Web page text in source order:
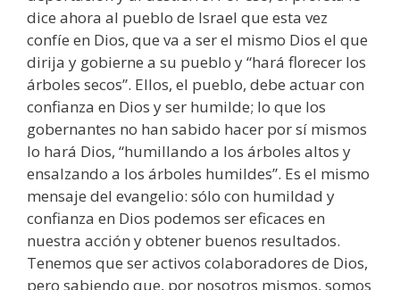
dice ahora al pueblo de Israel que esta vez
confíe en Dios, que va a ser el mismo Dios el que
dirija y gobierne a su pueblo y “hará florecer los
árboles secos”. Ellos, el pueblo, debe actuar con
confianza en Dios y ser humilde; lo que los
gobernantes no han sabido hacer por sí mismos
lo hará Dios, “humillando a los árboles altos y
ensalzando a los árboles humildes”. Es el mismo
mensaje del evangelio: sólo con humildad y
confianza en Dios podemos ser eficaces en
nuestra acción y obtener buenos resultados.
Tenemos que ser activos colaboradores de Dios,
pero sabiendo que, por nosotros mismos, somos